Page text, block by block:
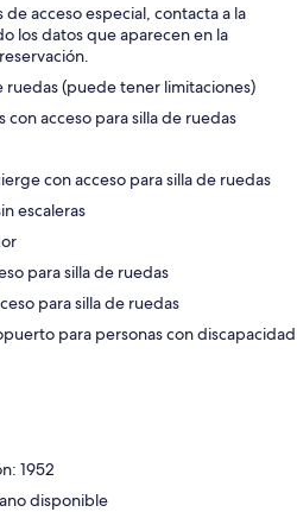
de acceso especial, contacta a la
los datos que aparecen en la
ruedas (puede tener limitaciones)
acceso para silla de ruedas
con acceso para silla de ruedas
escaleras
para silla de ruedas
para silla de ruedas
para personas con discapacidad
1952
disponible